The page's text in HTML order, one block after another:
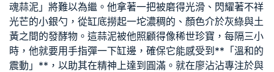
魂蒜泥」將難以為繼。他拿著一把被磨得光滑、閃耀著不祥
光芒的小銀勺，從缸底撈起一坨濃稠的、顏色介於灰綠與土
黃之間的發酵物。這蒜泥被他照顧得像稀世珍寶，每隔三小
時，他就要用手指彈一下缸邊，確保它能感受到**「溫和的
震動」**，以助其在精神上達到圓滿。就在廖沾沾專注於與